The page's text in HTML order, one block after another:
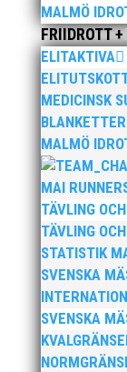
MALMÖ
FRIIDROTT +
ELITAKTIVA
MEDICINSK
MALMÖ
MAI
TÄVLING
TÄVLING
STATISTIK
SVENSKA
SVENSKA
Mats
Claes
Jörgen Zaki,
Mats
Anders Nord,
Claes Fritz,
Nyval:
Johan
Jimisola
Isabella
Stina Funke,
Övriga i
Pia Bosdotter
Stefan
Staffan
Sara Romé